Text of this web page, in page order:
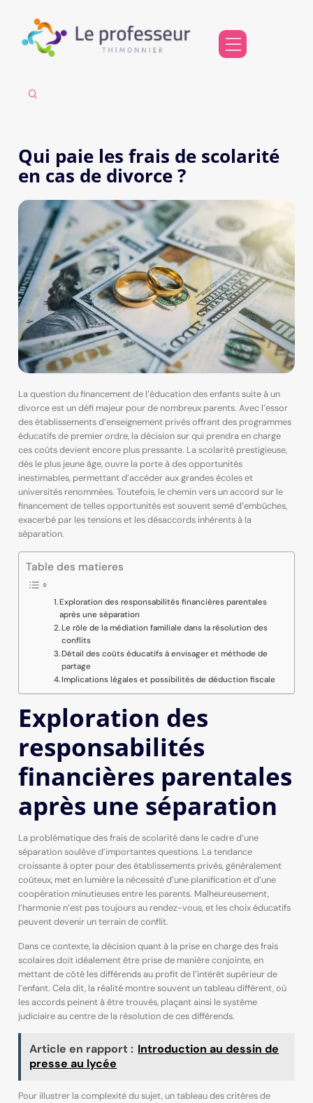
Qui paie les frais de scolarité
en cas de divorce ?
La question du financement de l’éducation des enfants suite à un
divorce est un défi majeur pour de nombreux parents. Avec l’essor
des établissements d’enseignement privés offrant des programmes
éducatifs de premier ordre, la décision sur qui prendra en charge
ces coûts devient encore plus pressante. La scolarité prestigieuse,
dès le plus jeune âge, ouvre la porte à des opportunités
inestimables, permettant d’accéder aux grandes écoles et
universités renommées. Toutefois, le chemin vers un accord sur le
financement de telles opportunités est souvent semé d’embûches,
exacerbé par les tensions et les désaccords inhérents à la
séparation.
Table des matieres
Exploration des responsabilités financières parentales
après une séparation
Le rôle de la médiation familiale dans la résolution des
conflits
Détail des coûts éducatifs à envisager et méthode de
partage
Implications légales et possibilités de déduction fiscale
Exploration des
responsabilités
financières parentales
après une séparation
La problématique des frais de scolarité dans le cadre d’une
séparation soulève d’importantes questions. La tendance
croissante à opter pour des établissements privés, généralement
coûteux, met en lumière la nécessité d’une planification et d’une
coopération minutieuses entre les parents. Malheureusement,
l’harmonie n’est pas toujours au rendez-vous, et les choix éducatifs
peuvent devenir un terrain de conflit.
Dans ce contexte, la décision quant à la prise en charge des frais
scolaires doit idéalement être prise de manière conjointe, en
mettant de côté les différends au profit de l’intérêt supérieur de
l’enfant. Cela dit, la réalité montre souvent un tableau différent, où
les accords peinent à être trouvés, plaçant ainsi le système
judiciaire au centre de la résolution de ces différends.
Article en rapport : Introduction au dessin de
presse au lycée
Pour illustrer la complexité du sujet, un tableau des critères de